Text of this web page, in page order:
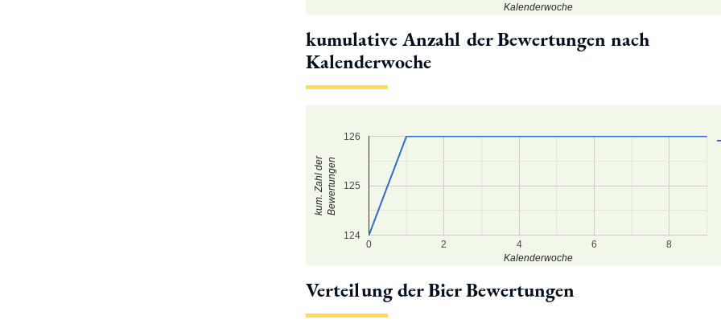
Kalenderwoche
kumulative Anzahl der Bewertungen nach
Kalenderwoche
0 2 4 6 8
124
125
126
Kalenderwoche
kum. Zahl derBewertungen
Verteilung der Bier Bewertungen